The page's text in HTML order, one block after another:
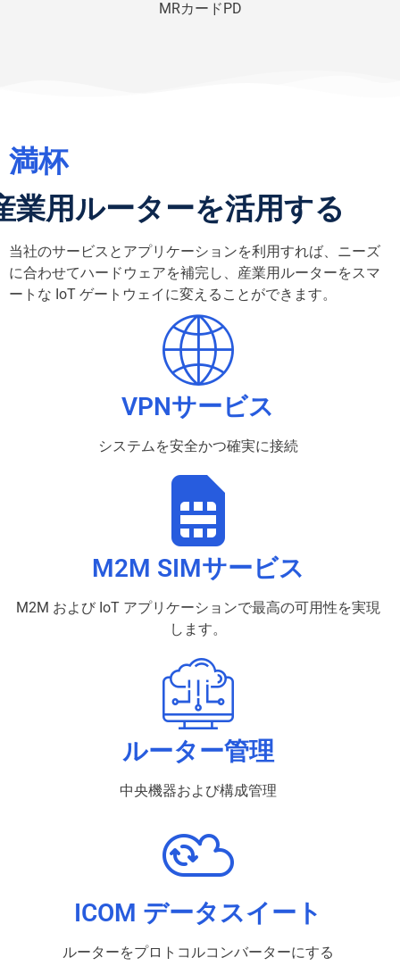
MRカードPD
満杯
業用ルーターを活用する
当社のサービスとアプリケーションを利用すれば、ニーズ
に合わせてハードウェアを補完し、 産業用ルーターをスマ
ートな IoT ゲートウェイに変えることができます。
VPNサービス
システムを安全かつ確実に接続
M2M SIMサービス
M2M および IoT アプリケーションで最高の可用性を実現
します。
ルーター管理
中央機器および構成管理
ICOM データスイート
ルーターをプロトコルコンバーターにする